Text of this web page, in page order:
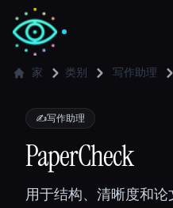
✍️写作者
💻开发者
家 类别 写作助理
✍️写作助理
PaperCheck
用于结构、清晰度和